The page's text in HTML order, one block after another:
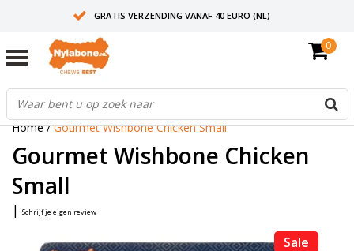
GRATIS VERZENDING VANAF 40 EURO (NL)
0
Home/Gourmet Wishbone Chicken Small
Gourmet Wishbone Chicken
Small
| Schrijf je eigen review
Sale